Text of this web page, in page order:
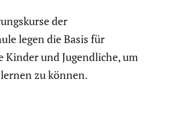
der
legen die Basis für
Kinder und Jugendliche, um
zu können.